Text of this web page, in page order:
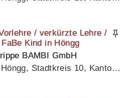
/ verkürzte Lehre /
Kind in Höngg
BAMBI GmbH
8049 Zürich Höngg, Stadtkreis 10, Kanton Zürich